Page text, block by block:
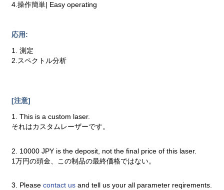
4.操作簡単| Easy operating
応用:
1. 測定
2.スペクトル分析
[注意]
1. This is a custom laser.
それはカスタムレーザーです。
2. 10000 JPY is the deposit, not the final price of this laser.
1万円の頭金、この制品の最終価格ではない。
3. Pleasecontact usand tell us your all parameter reqirements.